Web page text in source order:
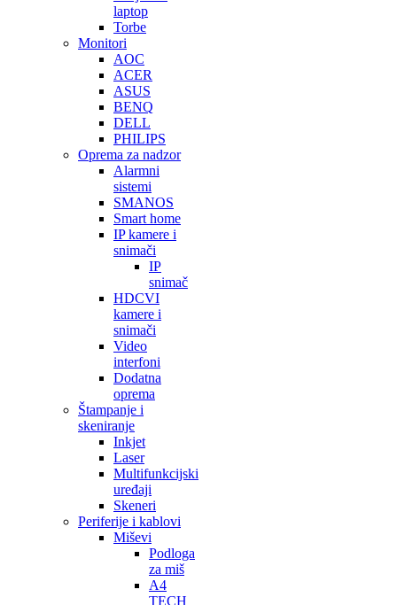
laptop
Torbe
Monitori
AOC
ACER
ASUS
BENQ
DELL
PHILIPS
Oprema za nadzor
Alarmni
sistemi
SMANOS
Smart home
IP kamere i
snimači
IP
snimač
HDCVI
kamere i
snimači
Video
interfoni
Dodatna
oprema
Štampanje i
skeniranje
Inkjet
Laser
Multifunkcijski
uređaji
Skeneri
Periferije i kablovi
Miševi
Podloga
za miš
A4
TECH